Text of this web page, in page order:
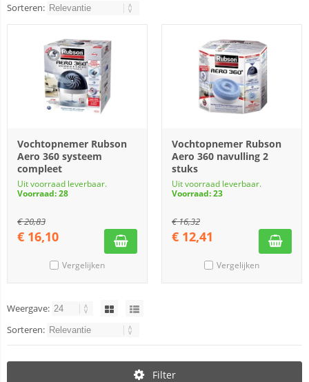
Sorteren:
Vochtopnemer Rubson
Aero 360 systeem
compleet
Uit voorraad leverbaar.
Voorraad: 28
€20,83
€ 16,10
Vergelijken
Vochtopnemer Rubson
Aero 360 navulling 2
stuks
Uit voorraad leverbaar.
Voorraad: 23
€16,32
€ 12,41
Vergelijken
Weergave:
Sorteren:
Filter